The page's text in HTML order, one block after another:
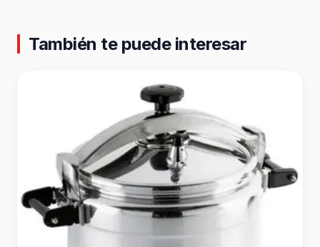
También te puede interesar